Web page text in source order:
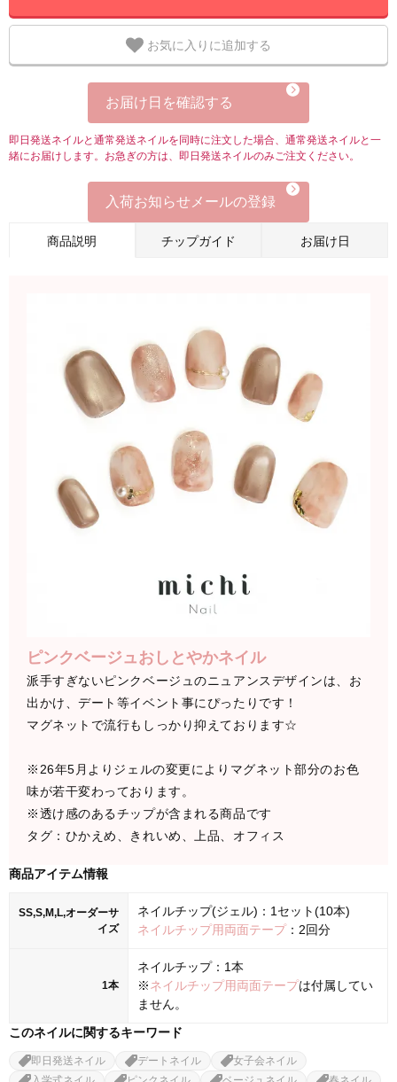
お気に入りに追加する
お届け日を確認する
即日発送ネイルと通常発送ネイルを同時に注文した場合、通常発送ネイルと一
緒にお届けします。お急ぎの方は、即日発送ネイルのみご注文ください。
入荷お知らせメールの登録
商品説明 チップガイド お届け日
ピンクベージュおしとやかネイル
派手すぎないピンクベージュのニュアンスデザインは、お
出かけ、デート等イベント事にぴったりです！
マグネットで流行もしっかり抑えております☆
※26年5月よりジェルの変更によりマグネット部分のお色
味が若干変わっております。
※透け感のあるチップが含まれる商品です
タグ：ひかえめ、きれいめ、上品、オフィス
商品アイテム情報
SS,S,M,L,オーダーサ
イズ
ネイルチップ(ジェル)：1セット(10本)
ネイルチップ用両面テープ：2回分
1本
ネイルチップ：1本
※ネイルチップ用両面テープは付属してい
ません。
このネイルに関するキーワード
即日発送ネイル デートネイル
女子会ネイル